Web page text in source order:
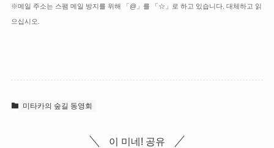
※메일 주소는 스팸 메일 방지를 위해 「@」를 「☆」로 하고 있습니다. 대체하고 읽
으십시오.
미타카의 숲길 동영회
이 미네! 공유